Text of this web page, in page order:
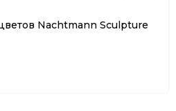
Nachtmann Sculpture